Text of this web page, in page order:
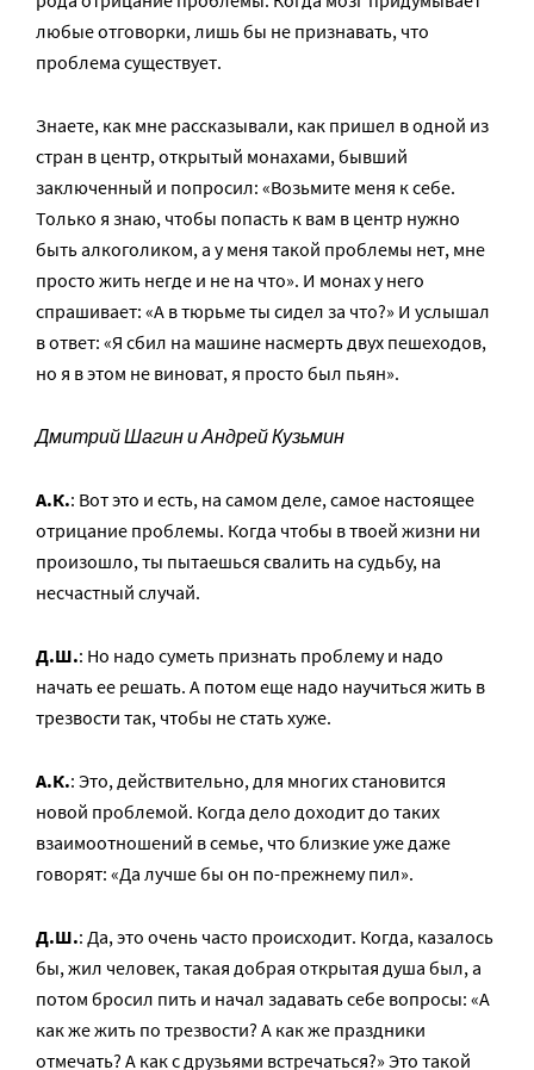
любые отговорки, лишь бы не признавать, что
проблема существует.
Знаете, как мне рассказывали, как пришел в одной из
стран в центр, открытый монахами, бывший
заключенный и попросил: «Возьмите меня к себе.
Только я знаю, чтобы попасть к вам в центр нужно
быть алкоголиком, а у меня такой проблемы нет, мне
просто жить негде и не на что». И монах у него
спрашивает: «А в тюрьме ты сидел за что?» И услышал
в ответ: «Я сбил на машине насмерть двух пешеходов,
но я в этом не виноват, я просто был пьян».
Дмитрий Шагин и Андрей Кузьмин
А.К.: Вот это и есть, на самом деле, самое настоящее
отрицание проблемы. Когда чтобы в твоей жизни ни
произошло, ты пытаешься свалить на судьбу, на
несчастный случай.
Д.Ш.: Но надо суметь признать проблему и надо
начать ее решать. А потом еще надо научиться жить в
трезвости так, чтобы не стать хуже.
А.К.: Это, действительно, для многих становится
новой проблемой. Когда дело доходит до таких
взаимоотношений в семье, что близкие уже даже
говорят: «Да лучше бы он по-прежнему пил».
Д.Ш.: Да, это очень часто происходит. Когда, казалось
бы, жил человек, такая добрая открытая душа был, а
потом бросил пить и начал задавать себе вопросы: «А
как же жить по трезвости? А как же праздники
отмечать? А как с друзьями встречаться?» Это такой